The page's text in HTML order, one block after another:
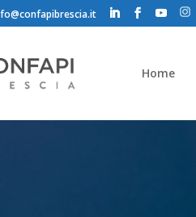
Home